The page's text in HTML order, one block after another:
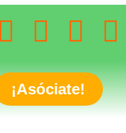
¡Asóciate!